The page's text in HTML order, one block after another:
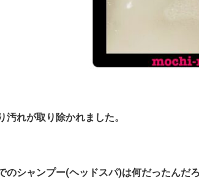
汚れが取り除かれました。
のシャンプー(ヘッドスパ)は何だったん